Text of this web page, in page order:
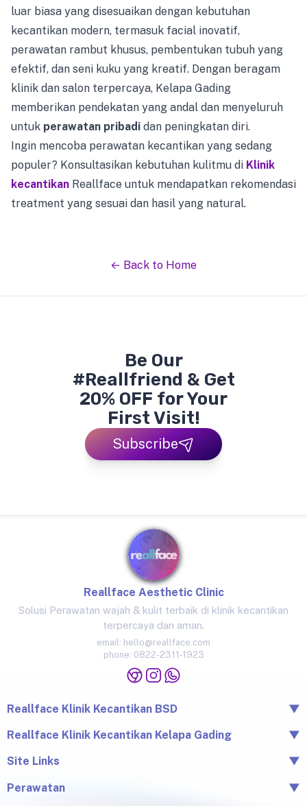
luar biasa yang disesuaikan dengan kebutuhan
kecantikan modern, termasuk facial inovatif,
perawatan rambut khusus, pembentukan tubuh yang
efektif, dan seni kuku yang kreatif. Dengan beragam
klinik dan salon terpercaya, Kelapa Gading
memberikan pendekatan yang andal dan menyeluruh
untuk perawatan pribadi dan peningkatan diri.
Ingin mencoba perawatan kecantikan yang sedang
populer? Konsultasikan kebutuhan kulitmu di Klinik
kecantikan Reallface untuk mendapatkan rekomendasi
treatment yang sesuai dan hasil yang natural.
← Back to Home
Be Our
#Reallfriend & Get
20% OFF for Your
First Visit!
Subscribe
Reallface Aesthetic Clinic
Solusi Perawatan wajah & kulit terbaik di klinik kecantikan
terpercaya dan aman.
email: hello@reallface.com
phone: 0822-2311-1923
Reallface Klinik Kecantikan BSD
▼
Banten 15345
0822-2311-1923
Reallface Klinik Kecantikan Kelapa Gading
▼
Gading, Jkt Utara, Daerah Khusus Ibukota Jakarta 14240
0813-1581-1448
Site Links
▼
Beranda
Perawatan
▼